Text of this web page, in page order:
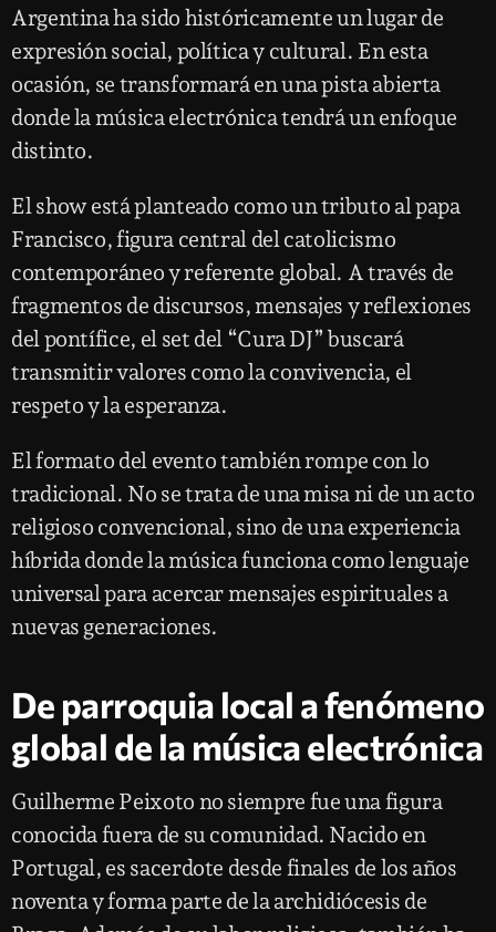
Argentina ha sido históricamente un lugar de
expresión social, política y cultural. En esta
ocasión, se transformará en una pista abierta
donde la música electrónica tendrá un enfoque
distinto.
El show está planteado como un tributo al papa
Francisco, figura central del catolicismo
contemporáneo y referente global. A través de
fragmentos de discursos, mensajes y reflexiones
del pontífice, el set del “Cura DJ” buscará
transmitir valores como la convivencia, el
respeto y la esperanza.
El formato del evento también rompe con lo
tradicional. No se trata de una misa ni de un acto
religioso convencional, sino de una experiencia
híbrida donde la música funciona como lenguaje
universal para acercar mensajes espirituales a
nuevas generaciones.
De parroquia local a fenómeno
global de la música electrónica
Guilherme Peixoto no siempre fue una figura
conocida fuera de su comunidad. Nacido en
Portugal, es sacerdote desde finales de los años
noventa y forma parte de la archidiócesis de